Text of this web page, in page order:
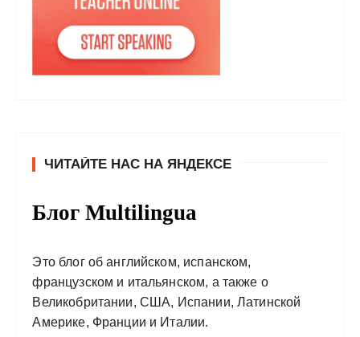
ЧИТАЙТЕ НАС НА ЯНДЕКСЕ
Блог Multilingua
Это блог об английском, испанском,
французском и итальянском, а также о
Великобритании, США, Испании, Латинской
Америке, Франции и Италии.